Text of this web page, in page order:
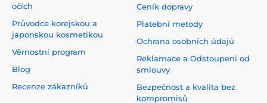
očích
Průvodce korejskou a
japonskou kosmetikou
Věrnostní program
Blog
Recenze zákazníků
Ceník dopravy
Platební metody
Ochrana osobních údajů
Reklamace a Odstoupení od
smlouvy
Bezpečnost a kvalita bez
kompromisů